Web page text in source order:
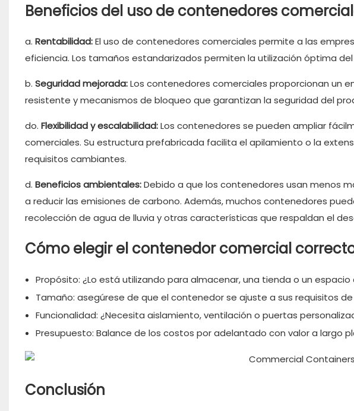
Beneficios del uso de contenedores
a. Rentabilidad:El uso de contenedores comerciales permite a las
eficiencia. Los tamaños estandarizados permiten la utilización óptima
b. Seguridad mejorada:Los contenedores comerciales proporcionan un
resistente y mecanismos de bloqueo que garantizan la seguridad del
do. Flexibilidad y escalabilidad:Los contenedores se pueden ampliar
comerciales. Su estructura prefabricada facilita el apilamiento o la
requisitos cambiantes.
d. Beneficios ambientales:Debido a que los contenedores usan menos
a reducir las emisiones de carbono. Además, muchos contenedores
recolección de agua de lluvia y otras características que respaldan el
Cómo elegir el contenedor comercial
Propósito: ¿Lo está utilizando para almacenar, una tienda o un
Tamaño: asegúrese de que el contenedor se ajuste a sus requisitos
Funcionalidad: ¿Necesita aislamiento, ventilación o puertas
Presupuesto: Balance de los costos por adelantado con valor a largo
Conclusión